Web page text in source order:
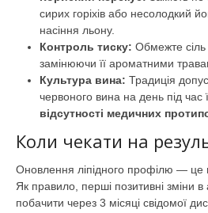
сирих горіхів або несолодкий
насіння льону.
Контроль тиску: Обмежте
замінюючи її ароматними
Культура вина: Традиція
червоного вина на день під час
відсутності медичних
Коли чекати на
Оновлення ліпідного профілю —
Як правило, перші позитивні зміни
побачити через 3 місяці свідомої